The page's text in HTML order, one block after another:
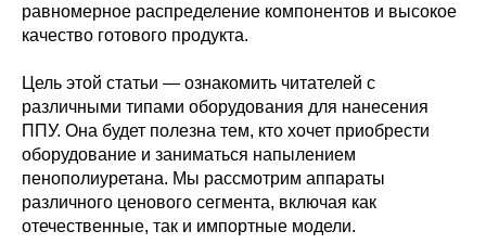
равномерное распределение компонентов и высокое
качество готового продукта.
Цель этой статьи — ознакомить читателей с
различными типами оборудования для нанесения
ППУ. Она будет полезна тем, кто хочет приобрести
оборудование и заниматься напылением
пенополиуретана. Мы рассмотрим аппараты
различного ценового сегмента, включая как
отечественные, так и импортные модели.